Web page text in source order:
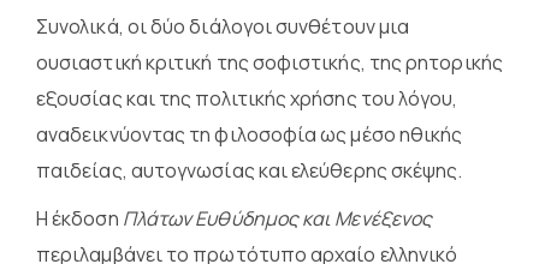
Συνολικά, οι δύο διάλογοι συνθέτουν μια
ουσιαστική κριτική της σοφιστικής, της ρητορικής
εξουσίας και της πολιτικής χρήσης του λόγου,
αναδεικνύοντας τη φιλοσοφία ως μέσο ηθικής
παιδείας, αυτογνωσίας και ελεύθερης σκέψης.
Η έκδοση Πλάτων Ευθύδημος και Μενέξενος
περιλαμβάνει το πρωτότυπο αρχαίο ελληνικό